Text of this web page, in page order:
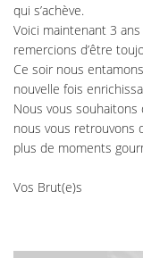
En cochant cette case,
utilisantle formulaire
qui s’achève.
Voici maintenant 3
remercions d’être
Ce soir nous
nouvelle fois
Nous vous
nous vous retrouvons
plus de moments
Vos Brut(e)s